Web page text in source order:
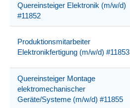
Quereinsteiger Elektronik (m/w/d)
#11852
Produktionsmitarbeiter
Elektronikfertigung (m/w/d) #11853
Quereinsteiger Montage
elektromechanischer
Geräte/Systeme (m/w/d) #11855